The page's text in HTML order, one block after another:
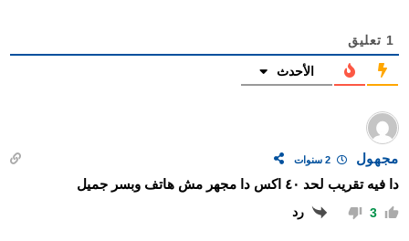
1 تعليق
الأحدث
مجهول 2 سنوات
دا فيه تقريب لحد ٤٠ اكس دا مجهر مش هاتف وبسر جميل
3 رد